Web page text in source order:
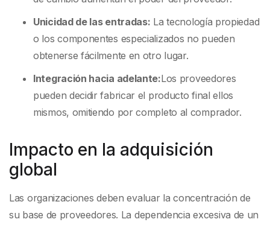
Unicidad de las entradas: La tecnología propiedad
o los componentes especializados no pueden
obtenerse fácilmente en otro lugar.
Integración hacia adelante:Los proveedores
pueden decidir fabricar el producto final ellos
mismos, omitiendo por completo al comprador.
Impacto en la adquisición
global
Las organizaciones deben evaluar la concentración de
su base de proveedores. La dependencia excesiva de un